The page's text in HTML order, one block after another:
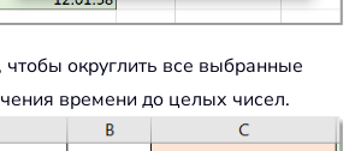
, чтобы округлить все выбранные
времени до целых чисел.